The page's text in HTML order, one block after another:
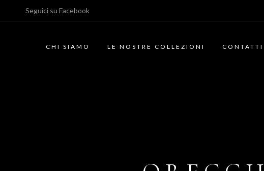
Seguici su Facebook
CHI SIAMO LE NOSTRE COLLEZIONI CONTATTI